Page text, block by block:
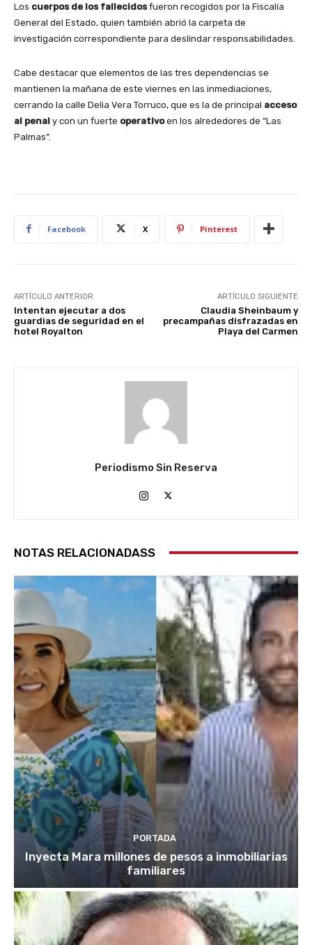
Los cuerpos de los fallecidosfueron recogidos por la Fiscalía
General del Estado, quien también abrió la carpeta de
investigación correspondiente para deslindar responsabilidades.
Cabe destacar que elementos de las tres dependencias se
mantienen la mañana de este viernes en las inmediaciones,
cerrando la calle Delia Vera Torruco, que es la de principal acceso
al penal y con un fuerte operativoen los alrededores de “Las
Palmas”.
Facebook X Pinterest
ARTÍCULO ANTERIOR
Intentan ejecutar a dos
guardias de seguridad en el
hotel Royalton
ARTÍCULO SIGUIENTE
Claudia Sheinbaum y
precampañas disfrazadas en
Playa del Carmen
Periodismo Sin Reserva
NOTAS RELACIONADASS
PORTADA
Inyecta Mara millones de pesos a inmobiliarias
familiares